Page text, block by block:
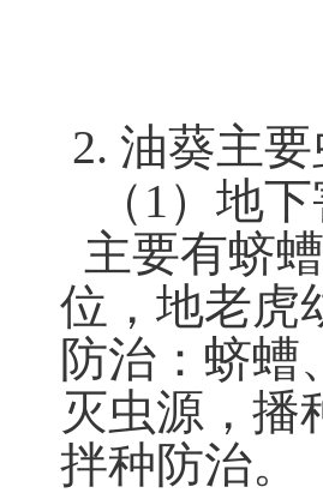
2. 油葵主
（1）地下
主要有蛴
位，地老虎
防治：蛴螬
灭虫源，播
拌种防治。